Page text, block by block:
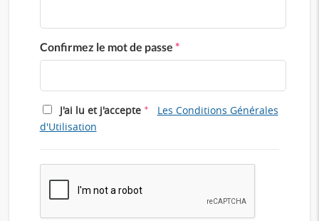
Confirmez le mot de passe *
J'ai lu et j'accepte *
Les Conditions Générales
d'Utilisation